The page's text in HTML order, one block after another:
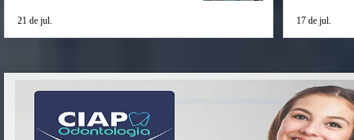
21 de jul. 17 de jul.